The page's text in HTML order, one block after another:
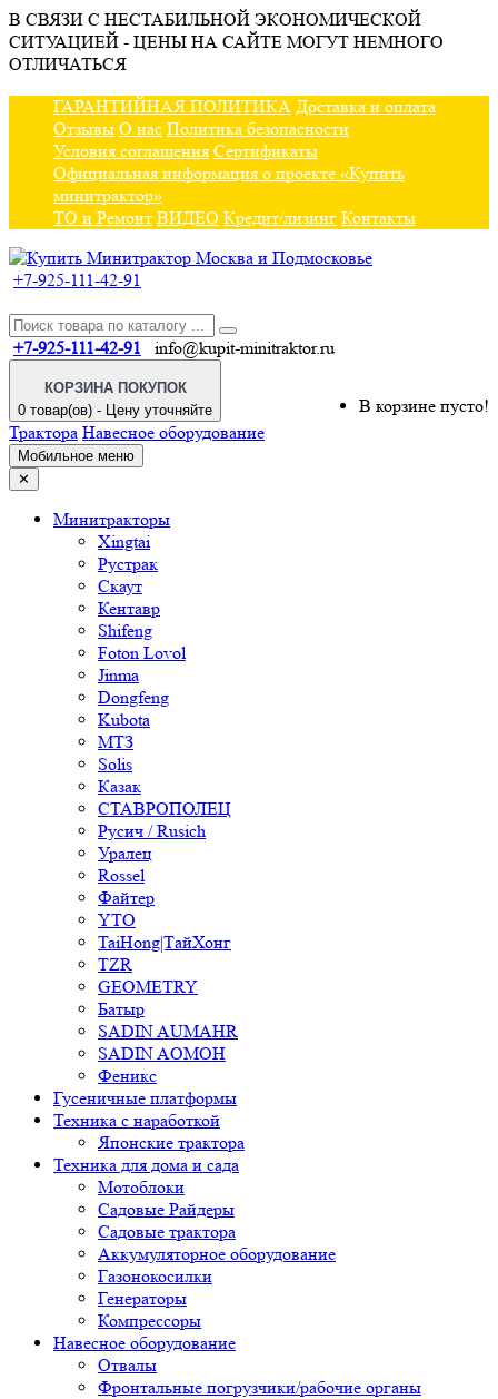
В СВЯЗИ С НЕСТАБИЛЬНОЙ ЭКОНОМИЧЕСКОЙ
СИТУАЦИЕЙ - ЦЕНЫ НА САЙТЕ МОГУТ НЕМНОГО
ОТЛИЧАТЬСЯ
ГАРАНТИЙНАЯ ПОЛИТИКА Доставка и оплата
Отзывы О нас Политика безопасности
Условия соглашения Сертификаты
Официальная информация о проекте «Купить
минитрактор»
ТО и Ремонт ВИДЕО Кредит/лизинг Контакты
+7-925-111-42-91
+7-925-111-42-91 info@kupit-minitraktor.ru
КОРЗИНА ПОКУПОК
0 товар(ов) - Цену уточняйте
В корзине пусто!
Трактора Навесное оборудование
Мобильное меню
✕
Минитракторы
Xingtai
Рустрак
Скаут
Кентавр
Shifeng
Foton Lovol
Jinma
Dongfeng
Kubota
МТЗ
Solis
Казак
СТАВРОПОЛЕЦ
Русич / Rusich
Уралец
Rossel
Файтер
YTO
TaiHong|ТайХонг
TZR
GEOMETRY
Батыр
SADIN AUMAHR
SADIN AOMOH
Феникс
Гусеничные платформы
Техника с наработкой
Японские трактора
Техника для дома и сада
Мотоблоки
Садовые Райдеры
Садовые трактора
Аккумуляторное оборудование
Газонокосилки
Генераторы
Компрессоры
Навесное оборудование
Отвалы
Фронтальные погрузчики/рабочие органы